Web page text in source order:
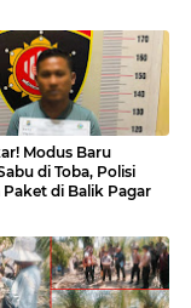
Modus Baru
di Toba, Polisi
di Balik Pagar